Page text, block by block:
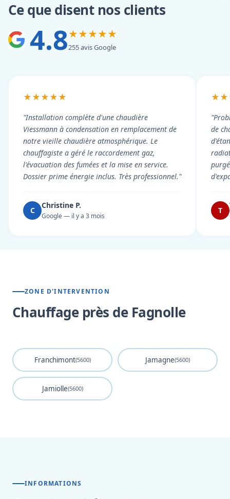
Ce que disent nos clients
4.8★★★★★
255 avis Google
★★★★★
"Installation complète d'une chaudière
Viessmann à condensation en remplacement de
notre vieille chaudière atmosphérique. Le
chauffagiste a géré le raccordement gaz,
l'évacuation des fumées et la mise en service.
Dossier prime énergie inclus. Très professionnel."
C
Christine P.
Google — il y a 3 mois
de
T
ZONE D'INTERVENTION
Chauffage près de Fagnolle
Franchimont(5600) Jamagne(5600)
Jamiolle(5600)
INFORMATIONS